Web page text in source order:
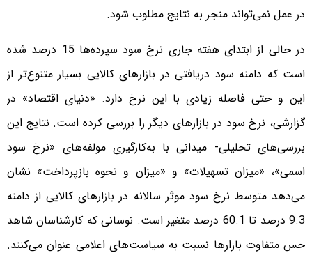
در عمل نمی‌تواند منجر به نتایج مطلوب شود.
در حالی از ابتدای هفته جاری نرخ سود سپرده‌ها 15 درصد شده
است که دامنه سود دریافتی در بازارهای کالایی بسیار متنوع‌تر از
این و حتی فاصله زیادی با این نرخ دارد. «دنیای اقتصاد» در
گزارشی، نرخ سود در بازارهای دیگر را بررسی کرده است. نتایج این
بررسی‌های تحلیلی- میدانی با به‌کارگیری ‌مولفه‌های «نرخ سود
اسمی»، «میزان تسهیلات» و «میزان و نحوه بازپرداخت» نشان
می‌دهد متوسط نرخ سود موثر سالانه در بازارهای کالایی از دامنه
9.3 درصد تا 60.1 درصد متغیر است. نوسانی که کارشناسان شاهد
حس متفاوت بازار‌ها نسبت به سیاست‌های اعلامی عنوان می‌کنند.